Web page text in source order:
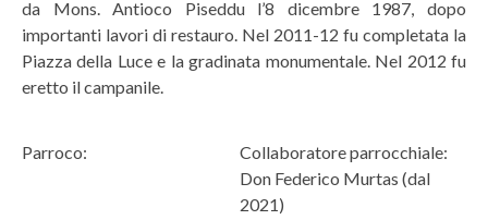
da Mons. Antioco Piseddu l’8 dicembre 1987, dopo
importanti lavori di restauro. Nel 2011-12 fu completata la
Piazza della Luce e la gradinata monumentale. Nel 2012 fu
eretto il campanile.
Parroco:
Collaboratore parrocchiale:
Don Federico Murtas (dal
2021)